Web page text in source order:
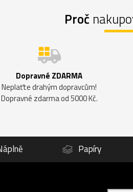
Proč
Dopravné ZDARMA
Neplaťte drahým dopravcům!
Dopravné zdarma od 5000 Kč.
Papíry